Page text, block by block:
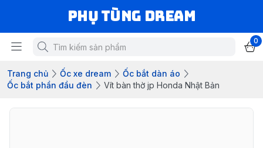
Phụ Tùng Dream
0
Trang chủ Ốc xe dream
Ốc bắt dàn áo
Ốc bắt phần đầu đèn
Vít bàn thờ jp Honda Nhật Bản